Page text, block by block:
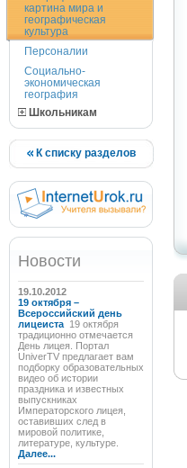
картина мира и
географическая
культура
Персоналии
Социально-
экономическая
география
Школьникам
К списку разделов
Новости
19.10.2012
19 октября –
Всероссийский день
лицеиста 19 октября
традиционно отмечается
День лицея. Портал
UniverTV предлагает вам
подборку образовательных
видео об истории
праздника и известных
выпускниках
Императорского лицея,
оставивших след в
мировой политике,
литературе, культуре.
Далее...